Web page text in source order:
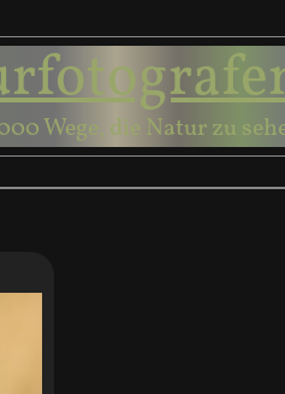
Wege, die Natur zu